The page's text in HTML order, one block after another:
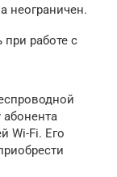
неограничен.
при работе с
абонента
Wi-Fi. Его